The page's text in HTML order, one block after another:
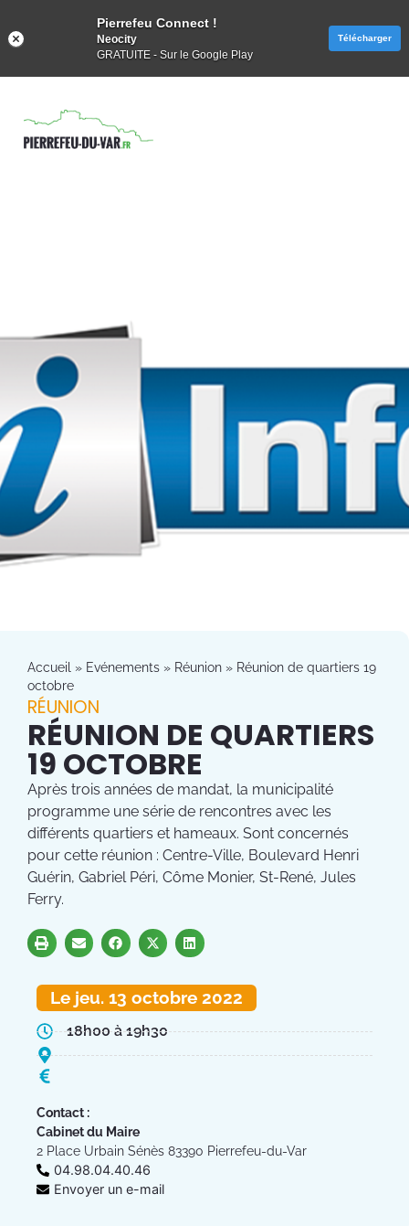
Accueil » Evénements » Réunion » Réunion de quartiers 19
octobre
RÉUNION
RÉUNION DE QUARTIERS
19 OCTOBRE
Après trois années de mandat, la municipalité
programme une série de rencontres avec les
différents quartiers et hameaux. Sont concernés
pour cette réunion : Centre-Ville, Boulevard Henri
Guérin, Gabriel Péri, Côme Monier, St-René, Jules
Ferry.
Le jeu. 13 octobre 2022
18h00 à 19h30
Contact :
Cabinet du Maire
2 Place Urbain Sénès 83390 Pierrefeu-du-Var
04.98.04.40.46
Envoyer un e-mail
Pierrefeu Connect !
Neocity
GRATUITE - Sur le Google Play
Télécharger